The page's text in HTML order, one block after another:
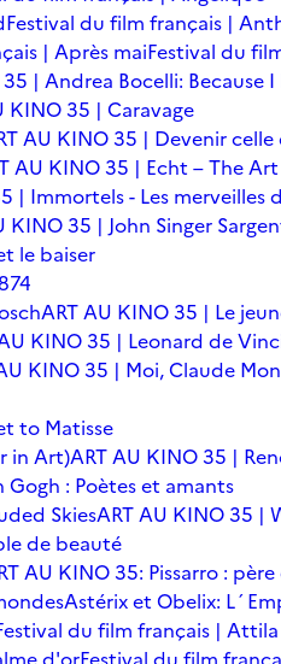
Festival du film français |
| Après maiFestival du
| Andrea Bocelli: Because I
KINO 35 | Caravage
AU KINO 35 | Devenir
AU KINO 35 | Echt – The
| Immortels - Les merveilles
KINO 35 | John Singer
le baiser
ART AU KINO 35 | Le
KINO 35 | Leonard de
KINO 35 | Moi, Claude
to Matisse
in Art)ART AU KINO 35 |
Gogh : Poètes et amants
SkiesART AU KINO 35 |
de beauté
AU KINO 35: Pissarro :
Astérix et Obelix:
du film français |